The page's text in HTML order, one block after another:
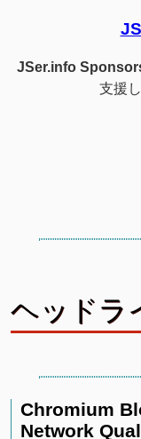
JSer.info
支援
ヘッドラ
Chromium
Network